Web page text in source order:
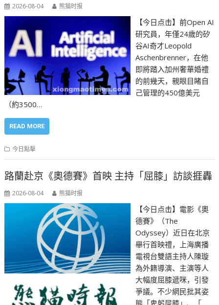
2026-08-04 熊猫时报
【今日点击】前Open AI
研究員，年僅24歲的矽
谷AI奇才Leopold
Aschenbrenner，在他
即將踏入加州奢華婚禮
的前幾天，親眼目睹自
己管理的450億美元
（約3500…
READ MORE
今日點擊
路蘭赴京《奧德賽》首映 主持「屈膝」訪談捱轟
2026-08-04 熊猫时报
【今日点击】電影《奧
德賽》（The
Odyssey）近日在北京
舉行首映禮，上海廣播
電視台雙語主持人陳璇
為外籍導演、主演等人
大幅度屈膝遞咪，引發
爭議。不少網民批其姿
態「卑躬屈膝」、「…